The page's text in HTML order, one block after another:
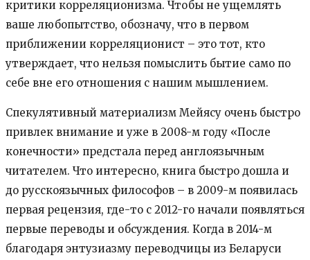
критики корреляционизма. Чтобы не ущемлять
ваше любопытство, обозначу, что в первом
приближении корреляционист – это тот, кто
утверждает, что нельзя помыслить бытие само по
себе вне его отношения с нашим мышлением.
Спекулятивный материализм Мейясу очень быстро
привлек внимание и уже в 2008-м году «После
конечности» предстала перед англоязычным
читателем. Что интересно, книга быстро дошла и
до русскоязычных философов – в 2009-м появилась
первая рецензия, где-то с 2012-го начали появляться
первые переводы и обсуждения. Когда в 2014-м
благодаря энтузиазму переводчицы из Беларуси